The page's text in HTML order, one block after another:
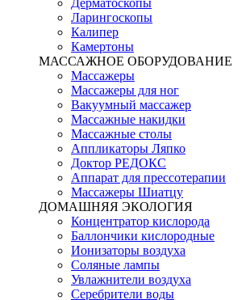
Дерматоскопы
Ларингоскопы
Калипер
Камертоны
МАССАЖНОЕ ОБОРУДОВАНИЕ
Массажеры
Массажеры для ног
Вакуумный массажер
Массажные накидки
Массажные столы
Аппликаторы Ляпко
Доктор РЕДОКС
Аппарат для прессотерапии
Массажеры Шиатцу
ДОМАШНЯЯ ЭКОЛОГИЯ
Концентратор кислорода
Баллончики кислородные
Ионизаторы воздуха
Соляные лампы
Увлажнители воздуха
Серебрители воды